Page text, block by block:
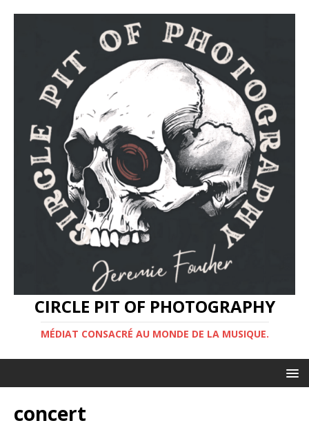
CIRCLE PIT OF PHOTOGRAPHY
MÉDIAT CONSACRÉ AU MONDE DE LA MUSIQUE.
concert